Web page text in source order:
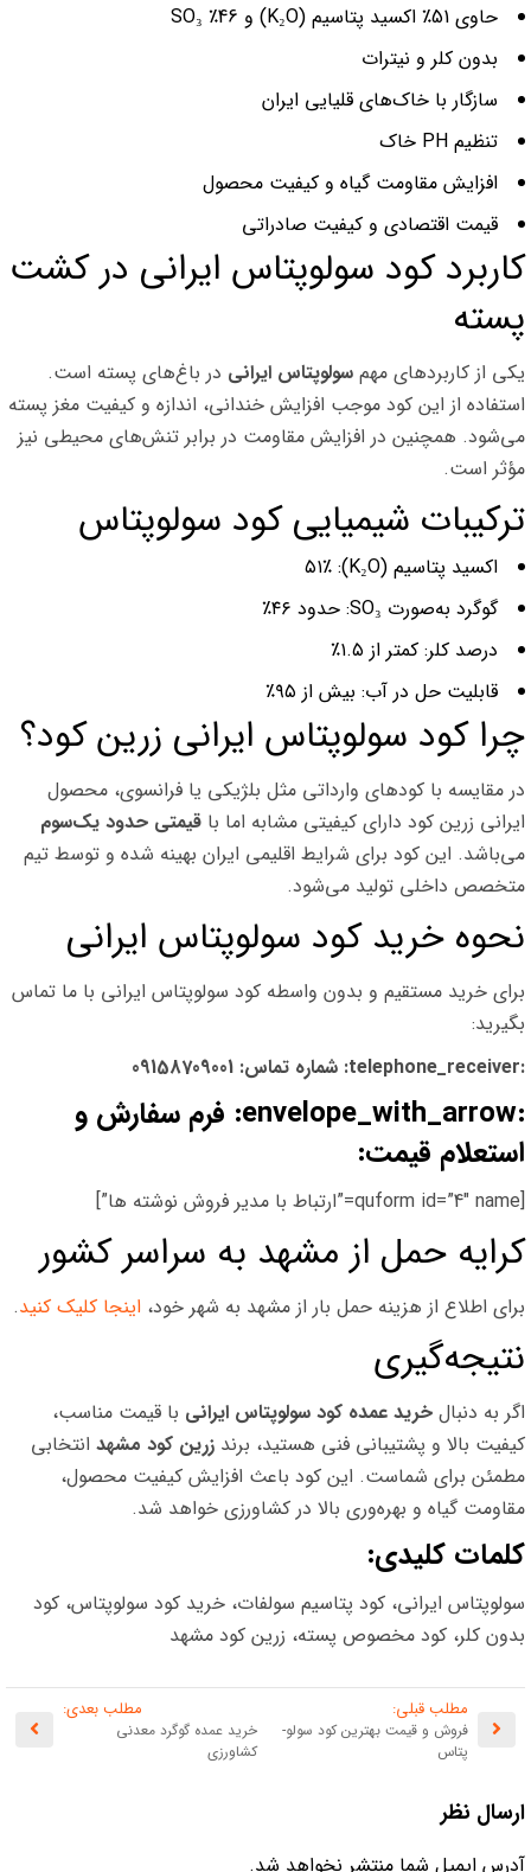
حاوی 51٪ اکسید پتاسیم (K₂O) و 46٪ SO₃
بدون کلر و نیترات
سازگار با خاک‌های قلیایی ایران
تنظیم PH خاک
افزایش مقاومت گیاه و کیفیت محصول
قیمت اقتصادی و کیفیت صادراتی
کاربرد کود سولوپتاس ایرانی در کشت
پسته
یکی از کاربردهای مهم سولوپتاس ایرانی در باغ‌های پسته است.
استفاده از این کود موجب افزایش خندانی، اندازه و کیفیت مغز پسته
می‌شود. همچنین در افزایش مقاومت در برابر تنش‌های محیطی نیز
مؤثر است.
ترکیبات شیمیایی کود سولوپتاس
اکسید پتاسیم (K₂O): ۵۱٪
گوگرد به‌صورت SO₃: حدود ۴۶٪
درصد کلر: کمتر از ۱.۵٪
قابلیت حل در آب: بیش از ۹۵٪
چرا کود سولوپتاس ایرانی زرین کود؟
در مقایسه با کودهای وارداتی مثل بلژیکی یا فرانسوی، محصول
ایرانی زرین کود دارای کیفیتی مشابه اما با قیمتی حدود یک‌سوم
می‌باشد. این کود برای شرایط اقلیمی ایران بهینه شده و توسط تیم
متخصص داخلی تولید می‌شود.
نحوه خرید کود سولوپتاس ایرانی
برای خرید مستقیم و بدون واسطه کود سولوپتاس ایرانی با ما تماس
بگیرید:
:telephone_receiver: شماره تماس: 09158709001
:envelope_with_arrow: فرم سفارش و
استعلام قیمت:
[quform id=”4″ name=”ارتباط با مدیر فروش نوشته ها”]
کرایه حمل از مشهد به سراسر کشور
برای اطلاع از هزینه حمل بار از مشهد به شهر خود، اینجا کلیک کنید.
نتیجه‌گیری
اگر به دنبال خرید عمده کود سولوپتاس ایرانی با قیمت مناسب،
کیفیت بالا و پشتیبانی فنی هستید، برند زرین کود مشهد انتخابی
مطمئن برای شماست. این کود باعث افزایش کیفیت محصول،
مقاومت گیاه و بهره‌وری بالا در کشاورزی خواهد شد.
کلمات کلیدی:
سولوپتاس ایرانی، کود پتاسیم سولفات، خرید کود سولوپتاس، کود
بدون کلر، کود مخصوص پسته، زرین کود مشهد
مطلب قبلی:
فروش و قیمت بهترین کود سولو­
پتاس
مطلب بعدی:
خرید عمده گوگرد معدنی
کشاورزی
ارسال نظر
آدرس ایمیل شما منتشر نخواهد شد.